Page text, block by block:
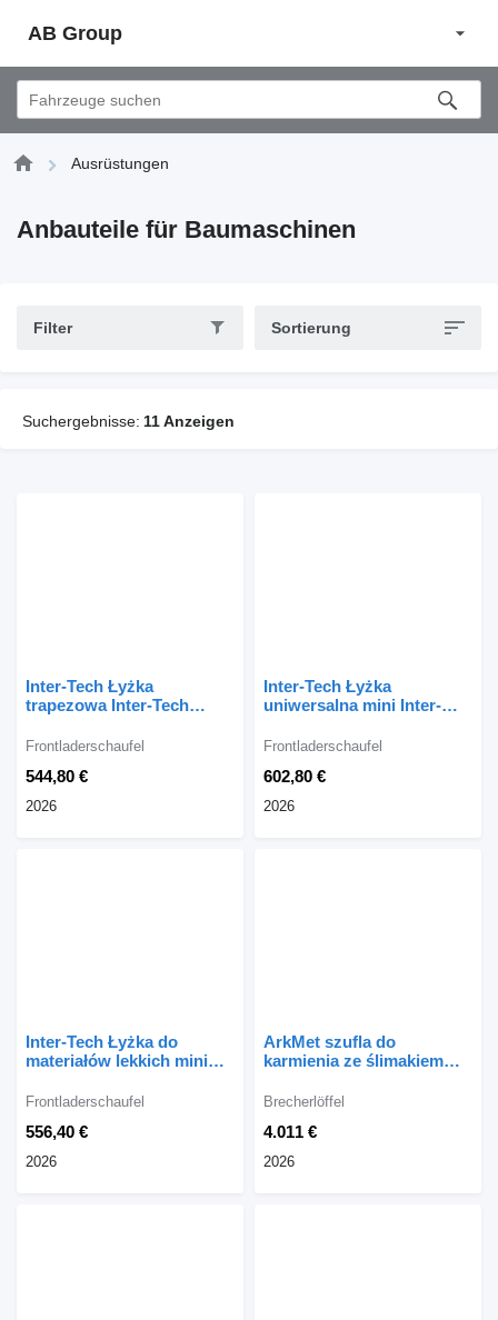
AB Group
Ausrüstungen
Anbauteile für Baumaschinen
Filter Sortierung
Suchergebnisse: 11 Anzeigen
Inter-Tech Łyżka
trapezowa Inter-Tech
544,80 €
Frontladerschaufel
2026
Inter-Tech Łyżka
uniwersalna mini Inter-
602,80 €
Frontladerschaufel
2026
Inter-Tech Łyżka do
materiałów lekkich mini
556,40 €
Frontladerschaufel
2026
ArkMet szufla do
karmienia ze ślimakiem
4.011 €
Brecherlöffel
2026